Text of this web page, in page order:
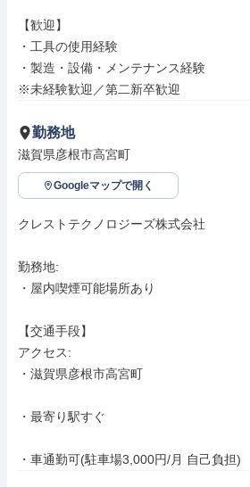
【歓迎】
・工具の使用経験
・製造・設備・メンテナンス経験
※未経験歓迎／第二新卒歓迎
勤務地
滋賀県彦根市高宮町
Googleマップで開く
クレストテクノロジーズ株式会社
勤務地:
・屋内喫煙可能場所あり
【交通手段】
アクセス:
・滋賀県彦根市高宮町
・最寄り駅すぐ
・車通勤可(駐車場3,000円/月 自己負担)